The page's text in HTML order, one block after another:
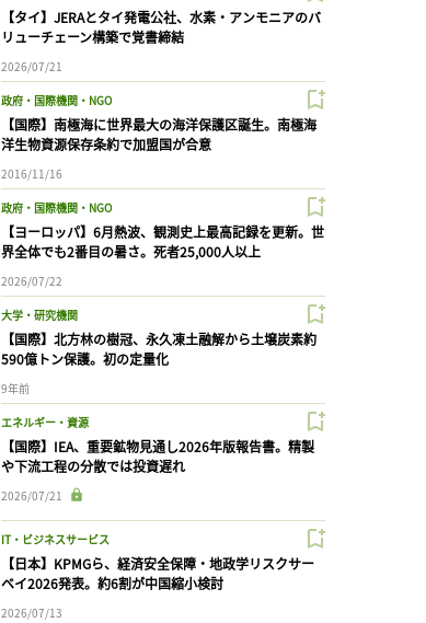
【タイ】JERAとタイ発電公社、水素・アンモニアのバ
リューチェーン構築で覚書締結
2026/07/21
政府・国際機関・NGO
【国際】南極海に世界最大の海洋保護区誕生。南極海
洋生物資源保存条約で加盟国が合意
2016/11/16
政府・国際機関・NGO
【ヨーロッパ】6月熱波、観測史上最高記録を更新。世
界全体でも2番目の暑さ。死者25,000人以上
2026/07/22
大学・研究機関
【国際】北方林の樹冠、永久凍土融解から土壌炭素約
590億トン保護。初の定量化
9年前
エネルギー・資源
【国際】IEA、重要鉱物見通し2026年版報告書。精製
や下流工程の分散では投資遅れ
2026/07/21
IT・ビジネスサービス
【日本】KPMGら、経済安全保障・地政学リスクサー
ベイ2026発表。約6割が中国縮小検討
2026/07/13